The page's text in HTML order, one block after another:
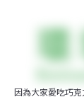
因為大家愛吃巧